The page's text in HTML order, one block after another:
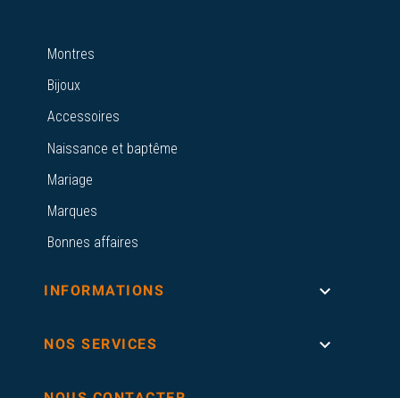
Montres
Bijoux
Accessoires
Naissance et baptême
Mariage
Marques
Bonnes affaires
INFORMATIONS 
NOS SERVICES 